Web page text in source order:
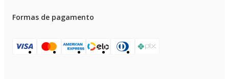
Formas de pagamento